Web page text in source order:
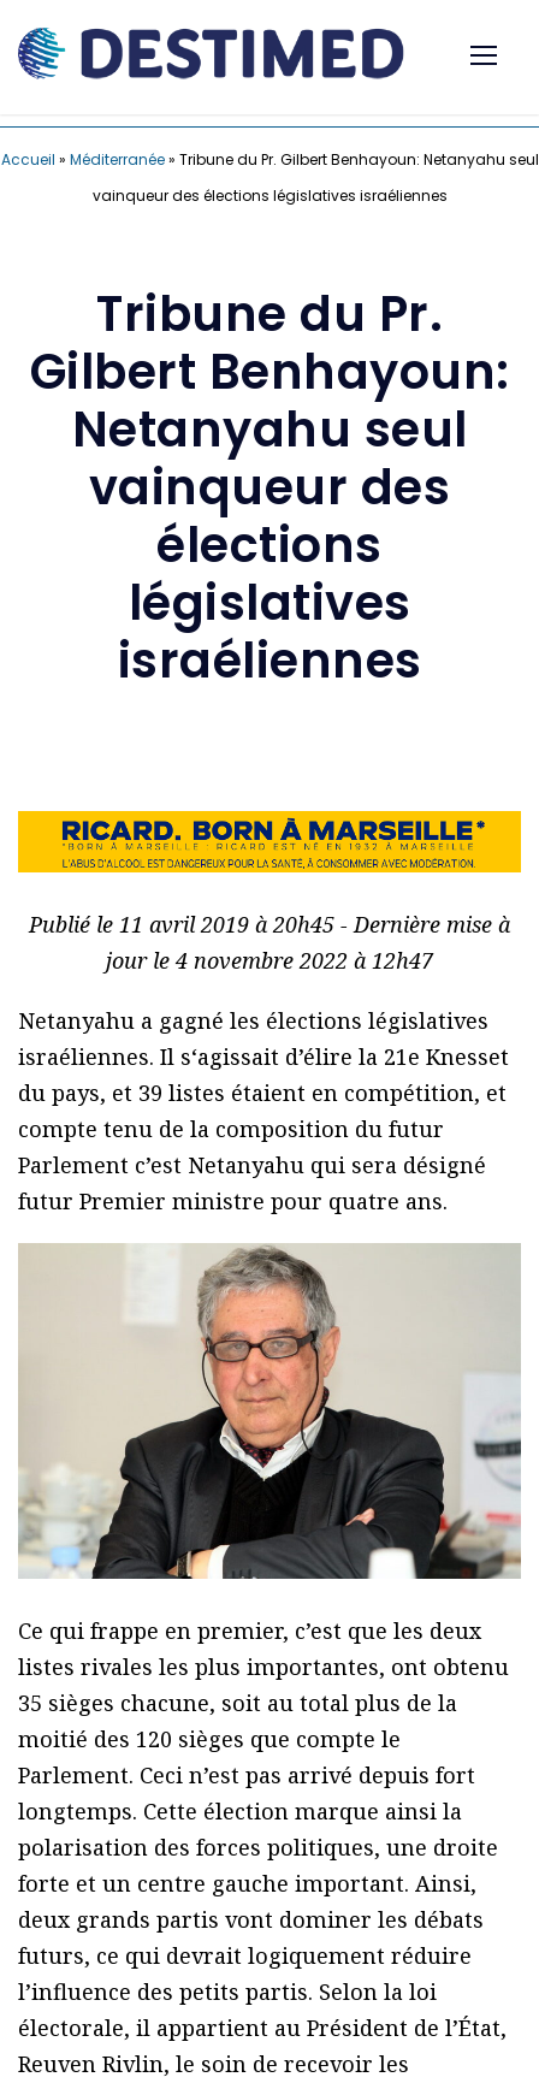
Accueil » Méditerranée» Tribune du Pr. Gilbert Benhayoun: Netanyahu seul
vainqueur des élections législatives israéliennes
Tribune du Pr.
Gilbert Benhayoun:
Netanyahu seul
vainqueur des
élections
législatives
israéliennes
Publié le 11 avril 2019 à 20h45 - Dernière mise à
jour le 4 novembre 2022 à 12h47
Netanyahu a gagné les élections législatives
israéliennes. Il s‘agissait d’élire la 21e Knesset
du pays, et 39 listes étaient en compétition, et
compte tenu de la composition du futur
Parlement c’est Netanyahu qui sera désigné
futur Premier ministre pour quatre ans.
Ce qui frappe en premier, c’est que les deux
listes rivales les plus importantes, ont obtenu
35 sièges chacune, soit au total plus de la
moitié des 120 sièges que compte le
Parlement. Ceci n’est pas arrivé depuis fort
longtemps. Cette élection marque ainsi la
polarisation des forces politiques, une droite
forte et un centre gauche important. Ainsi,
deux grands partis vont dominer les débats
futurs, ce qui devrait logiquement réduire
l’influence des petits partis. Selon la loi
électorale, il appartient au Président de l’État,
Reuven Rivlin, le soin de recevoir les